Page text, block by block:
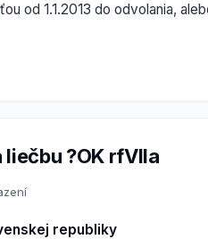
od 1.1.2013 do odvolania,
?OK rfVIIa
republiky